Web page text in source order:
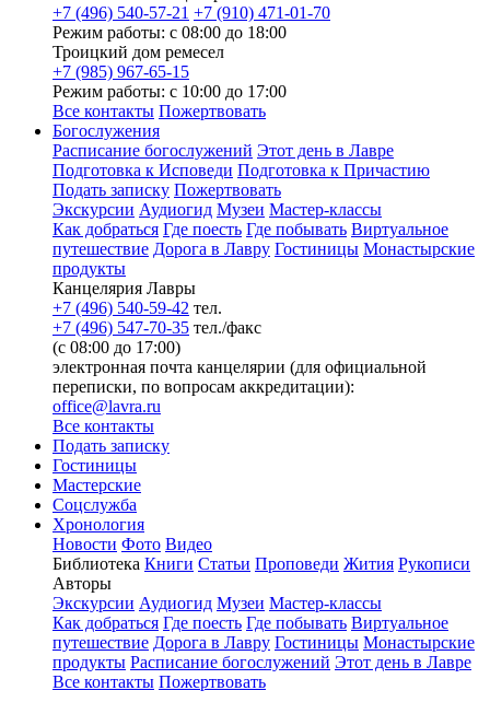
+7 (496) 540-57-21 +7 (910) 471-01-70
Режим работы: с 08:00 до 18:00
Троицкий дом ремесел
+7 (985) 967-65-15
Режим работы: с 10:00 до 17:00
Все контакты Пожертвовать
Богослужения
Расписание богослужений Этот день в Лавре
Подготовка к Исповеди Подготовка к Причастию
Подать записку Пожертвовать
Экскурсии Аудиогид Музеи Мастер-классы
Как добраться Где поесть Где побывать Виртуальное
путешествие Дорога в Лавру Гостиницы Монастырские
продукты
Канцелярия Лавры
+7 (496) 540-59-42 тел.
+7 (496) 547-70-35 тел./факс
(с 08:00 до 17:00)
электронная почта канцелярии (для официальной
переписки, по вопросам аккредитации):
office@lavra.ru
Все контакты
Подать записку
Гостиницы
Мастерские
Соцслужба
Хронология
Новости Фото Видео
Библиотека Книги Статьи Проповеди Жития Рукописи
Авторы
Экскурсии Аудиогид Музеи Мастер-классы
Как добраться Где поесть Где побывать Виртуальное
путешествие Дорога в Лавру Гостиницы Монастырские
продукты Расписание богослужений Этот день в Лавре
Все контакты Пожертвовать